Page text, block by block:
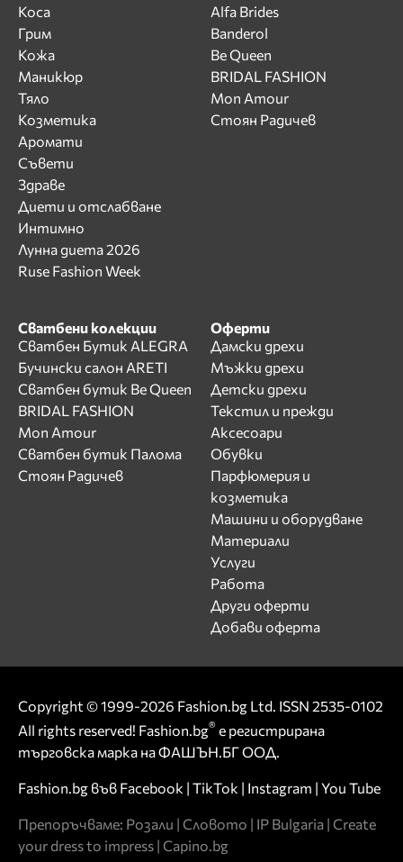
Коса
Грим
Кожа
Маникюр
Тяло
Козметика
Аромати
Съвети
Здраве
Диети и отслабване
Интимно
Лунна диета 2026
Ruse Fashion Week
Alfa Brides
Banderol
Be Queen
BRIDAL FASHION
Mon Amour
Стоян Радичев
Сватбени колекции
Сватбен Бутик ALEGRA
Бучински салон ARETI
Сватбен бутик Be Queen
BRIDAL FASHION
Mon Amour
Сватбен бутик Палома
Стоян Радичев
Оферти
Дамски дрехи
Мъжки дрехи
Детски дрехи
Текстил и прежди
Аксесоари
Обувки
Парфюмерия и
козметика
Машини и оборудване
Материали
Услуги
Работа
Други оферти
Добави оферта
Copyright © 1999-2026 Fashion.bg Ltd. ISSN 2535-0102
All rights reserved! Fashion.bg® е регистрирана
търговска марка на ФАШЪН.БГ ООД.
Fashion.bg във Facebook | TikTok | Instagram | You Tube
Препоръчваме: Розали | Словото | IP Bulgaria | Create
your dress to impress | Capino.bg